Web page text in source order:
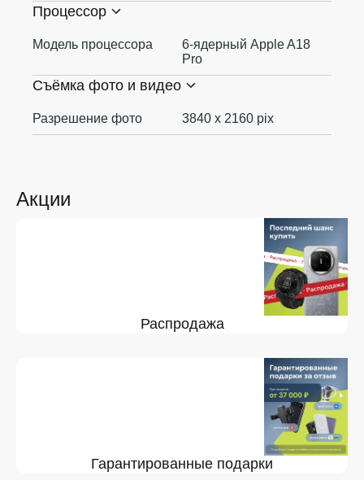
Акции
Распродажа
Гарантированные подарки
Процессор
Модель процессора
6-ядерный Apple A18
Pro
Съёмка фото и видео
Разрешение фото 3840 x 2160 pix